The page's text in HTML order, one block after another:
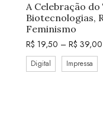
A Celebração
Biotecnologias,
Feminismo
R$ 19,50 – R$ 39,00
Digital Impressa